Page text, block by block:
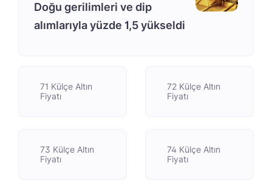
Doğu gerilimleri ve dip
alımlarıyla yüzde 1,5 yükseldi
71 Külçe Altın
Fiyatı
72 Külçe Altın
Fiyatı
73 Külçe Altın
Fiyatı
74 Külçe Altın
Fiyatı